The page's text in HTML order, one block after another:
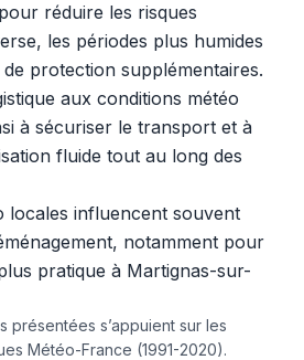
réduire les risques
les périodes plus humides
protection supplémentaires.
aux conditions météo
à sécuriser le transport et à
fluide tout au long des
locales influencent souvent
notamment pour
pratique à Martignas-sur-
présentées s’appuient sur les
Météo-France (1991-2020).